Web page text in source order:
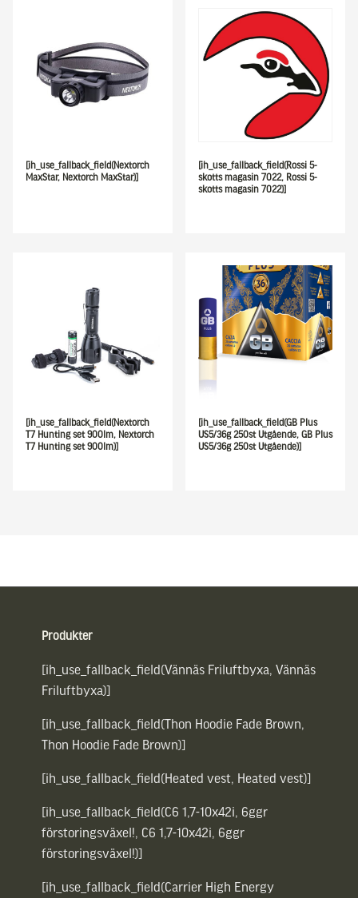
[ih_use_fallback_field(Nextorch
MaxStar, Nextorch MaxStar)]
[ih_use_fallback_field(Rossi 5-
skotts magasin 7022, Rossi 5-
skotts magasin 7022)]
[ih_use_fallback_field(Nextorch
T7 Hunting set 900lm, Nextorch
T7 Hunting set 900lm)]
[ih_use_fallback_field(GB Plus
US5/36g 250st Utgående, GB Plus
US5/36g 250st Utgående)]
Produkter
[ih_use_fallback_field(Vännäs Friluftbyxa, Vännäs
Friluftbyxa)]
[ih_use_fallback_field(Thon Hoodie Fade Brown,
Thon Hoodie Fade Brown)]
[ih_use_fallback_field(Heated vest, Heated vest)]
[ih_use_fallback_field(C6 1,7-10x42i, 6ggr
förstoringsväxel!, C6 1,7-10x42i, 6ggr
förstoringsväxel!)]
[ih_use_fallback_field(Carrier High Energy